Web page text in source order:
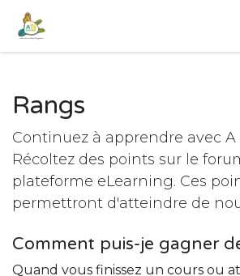
Se rendre au contenu
Rangs
Continuez à apprendre avec A
Récoltez des points sur le
plateforme eLearning. Ces
permettront d'atteindre de
Comment puis-je gagner
Quand vous finissez un cours ou